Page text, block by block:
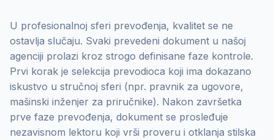
U profesionalnoj sferi prevođenja, kvalitet se ne
ostavlja slučaju. Svaki prevedeni dokument u našoj
agenciji prolazi kroz strogo definisane faze kontrole.
Prvi korak je selekcija prevodioca koji ima dokazano
iskustvo u stručnoj sferi (npr. pravnik za ugovore,
mašinski inženjer za priručnike). Nakon završetka
prve faze prevođenja, dokument se prosleđuje
nezavisnom lektoru koji vrši proveru i otklanja stilska